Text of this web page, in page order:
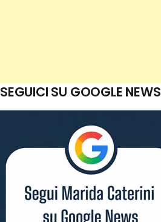
SEGUICI SU GOOGLE NEWS